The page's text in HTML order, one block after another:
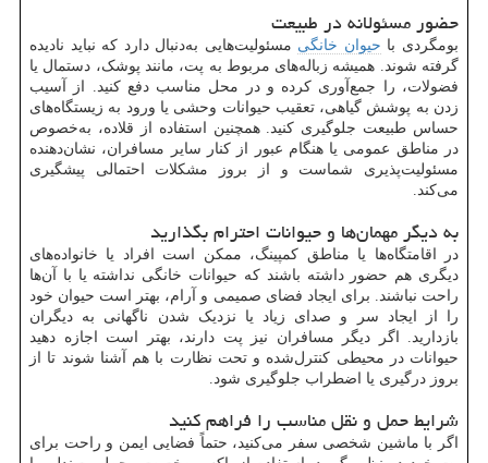
حضور مسئولانه در طبیعت
بومگردی با حیوان خانگی مسئولیت‌هایی به‌دنبال دارد که نباید نادیده
گرفته شوند. همیشه زباله‌های مربوط به پت، مانند پوشک، دستمال یا
فضولات، را جمع‌آوری کرده و در محل مناسب دفع کنید. از آسیب
زدن به پوشش گیاهی، تعقیب حیوانات وحشی یا ورود به زیستگاه‌های
حساس طبیعت جلوگیری کنید. همچنین استفاده از قلاده، به‌خصوص
در مناطق عمومی یا هنگام عبور از کنار سایر مسافران، نشان‌دهنده
مسئولیت‌پذیری شماست و از بروز مشکلات احتمالی پیشگیری
می‌کند.
به دیگر مهمان‌ها و حیوانات احترام بگذارید
در اقامتگاه‌ها یا مناطق کمپینگ، ممکن است افراد یا خانواده‌های
دیگری هم حضور داشته باشند که حیوانات خانگی نداشته یا با آن‌ها
راحت نباشند. برای ایجاد فضای صمیمی و آرام، بهتر است حیوان خود
را از ایجاد سر و صدای زیاد یا نزدیک شدن ناگهانی به دیگران
بازدارید. اگر دیگر مسافران نیز پت دارند، بهتر است اجازه دهید
حیوانات در محیطی کنترل‌شده و تحت نظارت با هم آشنا شوند تا از
بروز درگیری یا اضطراب جلوگیری شود.
شرایط حمل و نقل مناسب را فراهم کنید
اگر با ماشین شخصی سفر می‌کنید، حتماً فضایی ایمن و راحت برای